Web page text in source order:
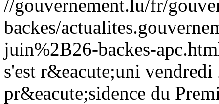
//gouvernement.lu/fr/
backes/
juin%2B26-backes-
s'est r&eacute;uni
pr&eacute;sidence du